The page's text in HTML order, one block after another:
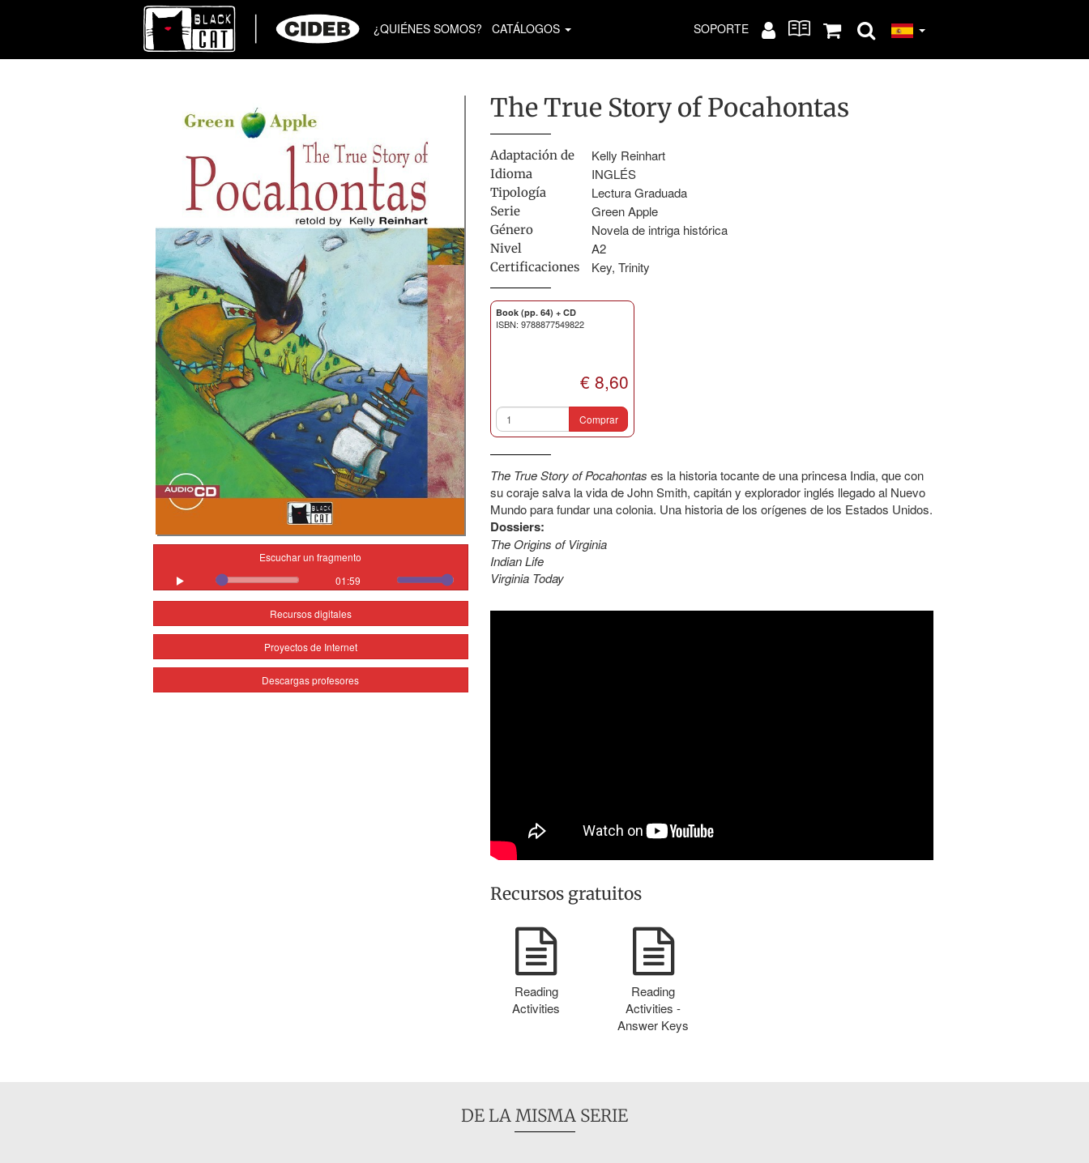
¿QUIÉNES SOMOS? CATÁLOGOS SOPORTE
Escuchar un fragmento
01:59
Recursos digitales
Proyectos de Internet
Descargas profesores
The True Story of Pocahontas
Adaptación de Kelly Reinhart
Idioma INGLÉS
Tipología Lectura Graduada
Serie Green Apple
Género Novela de intriga histórica
Nivel A2
Certificaciones Key, Trinity
Book (pp. 64) + CD
ISBN: 9788877549822
€ 8,60
Comprar
The True Story of Pocahontas es la historia tocante de una princesa India, que con
su coraje salva la vida de John Smith, capitán y explorador inglés llegado al Nuevo
Mundo para fundar una colonia. Una historia de los orígenes de los Estados Unidos.
Dossiers:
The Origins of Virginia
Indian Life
Virginia Today
Recursos gratuitos
Reading
Activities
Reading
Activities -
Answer Keys
DE LA MISMA SERIE